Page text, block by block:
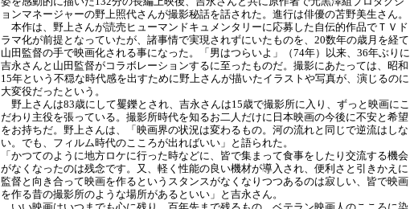
ョンマネージャーの野上照代さんが撮影秘話を話された。進行は俳優の苫野美生さん。
本作は、野上さんが読売ヒューマンドキュメンタリーに応募した自伝的作品でＴＶド
ラマ化が前提となっていたが、諸事情で実現されずにいたものを、20数年の歳月を経て
山田監督の手で映画化される事になった。「男はつらいよ」（74年）以来、36年ぶりに
吉永さんと山田監督がコラボレーションするに至ったものだ。撮影にあたっては、昭和
15年という不穏な時代感を出すために野上さんが描いたイラストや写真が、演じるのに
大変役だったという。
野上さんは83歳にして矍鑠とされ、吉永さんは15歳で撮影所に入り、ずっと映画にこ
だわり主役を張っている。撮影所時代を知るお二人だけに日本映画の今後に不安と希望
をお持ちだ。野上さんは、「映画界の状況は変わるもの。河の流れと同じで逆流はしな
い。でも、フィルム時代のこころが出ればいい」と語られた。
「かつてのように地方ロケに行った時などに、皆で集まって食事をしたり交流する機会
がなくなったのは残念です。又、軽く性能の良い機材が導入され、便利さと引きかえに
監督と向き合って映画を作るというスタンスがなくなりつつあるのは寂しい、皆で映画
を作る昔の撮影所のような場所があるといい」と吉永さん。